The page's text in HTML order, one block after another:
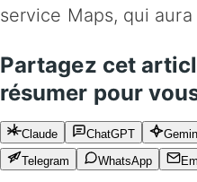
service Maps, qui
Partagez cet
résumer pour
Claude ChatGPT
Telegram
WhatsApp